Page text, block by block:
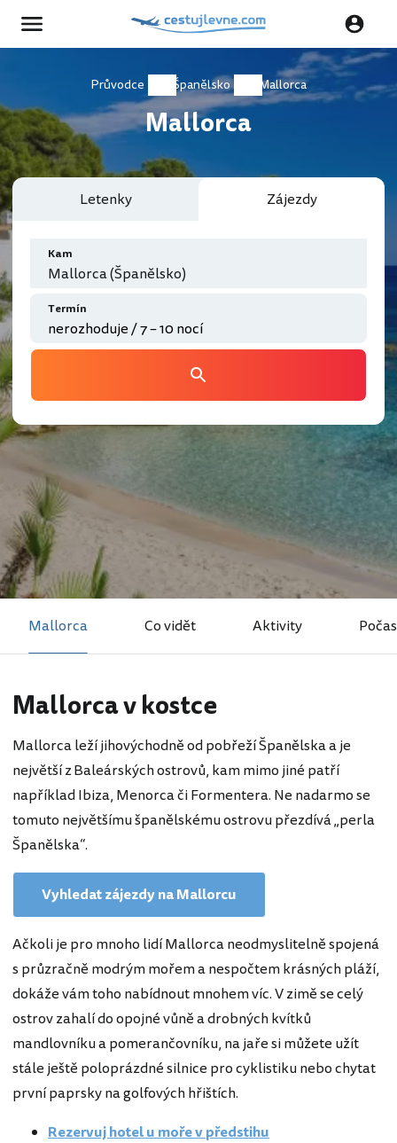
Průvodce Španělsko Mallorca
Mallorca
Letenky Zájezdy
Kam
Mallorca (Španělsko)
Termín
Mallorca Co vidět Aktivity
Mallorca v kostce
Mallorca leží jihovýchodně od pobřeží Španělska a je
největší z Baleárských ostrovů, kam mimo jiné patří
například Ibiza, Menorca či Formentera. Ne nadarmo se
tomuto největšímu španělskému ostrovu přezdívá „perla
Španělska“.
Vyhledat zájezdy na Mallorcu
Ačkoli je pro mnoho lidí Mallorca neodmyslitelně spojená
s průzračně modrým mořem a nespočtem krásných pláží,
dokáže vám toho nabídnout mnohem víc. V zimě se celý
ostrov zahalí do opojné vůně a drobných kvítků
mandlovníku a pomerančovníku, na jaře si můžete užít
stále ještě poloprázdné silnice pro cyklistiku nebo chytat
první paprsky na golfových hřištích.
Rezervuj hotel u moře v předstihu